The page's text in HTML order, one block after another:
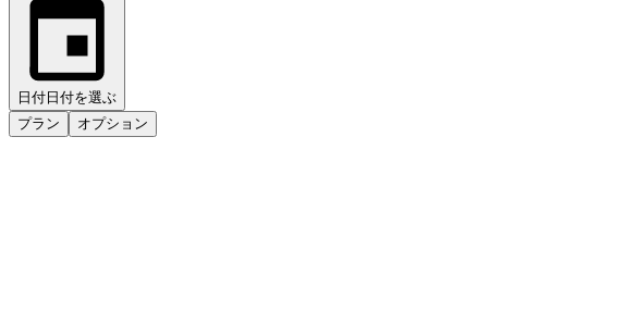
日付 日付を選ぶ
プラン
オプション